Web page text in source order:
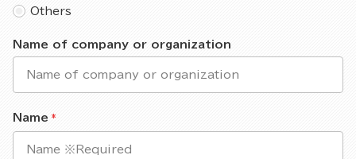
Others
Name of company or organization
Name